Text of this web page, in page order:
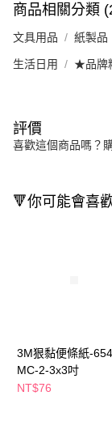
商品相關分類
文具用品 紙製品
生活日用 ★品牌
評價
喜歡這個商品嗎？
🔻你可能會喜
3M狠黏便條紙-
MC-2-3x3吋
NT$76